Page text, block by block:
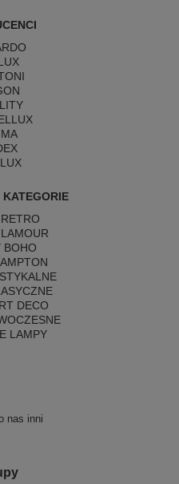
KATEGORIE
BOHO
DECO
LAMPY
nas inni